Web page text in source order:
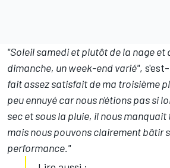
"Soleil samedi et plutôt de la nage et
dimanche, un week-end varié",
fait assez satisfait de ma troisième
peu ennuyé car nous n'étions pas si
sec et sous la pluie, il nous manquait
mais nous pouvons clairement bâtir
performance."